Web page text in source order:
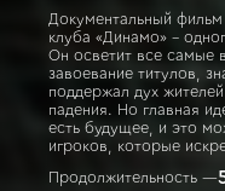
Документальный
клуба «Динамо» –
Он осветит все самые
завоевание титулов,
поддержал дух
падения. Но главная
есть будущее, и это
игроков, которые
Продолжительность —